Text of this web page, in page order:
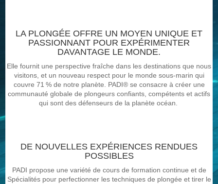
LA PLONGÉE OFFRE UN MOYEN UNIQUE ET
PASSIONNANT POUR EXPÉRIMENTER
DAVANTAGE LE MONDE.
Elle fournit une perspective fraîche dans les destinations que nous
visitons, et un nouveau respect pour le monde sous-marin qui
couvre 71 % de notre planète. PADI® se consacre à créer une
communauté globale de plongeurs confiants, compétents et actifs
qui sont des défenseurs de la planète océan.
DE NOUVELLES EXPÉRIENCES RENDUES
POSSIBLES
PADI propose une variété de cours de formation continue et de
Spécialités pour perfectionner les techniques de plongée et tirer le